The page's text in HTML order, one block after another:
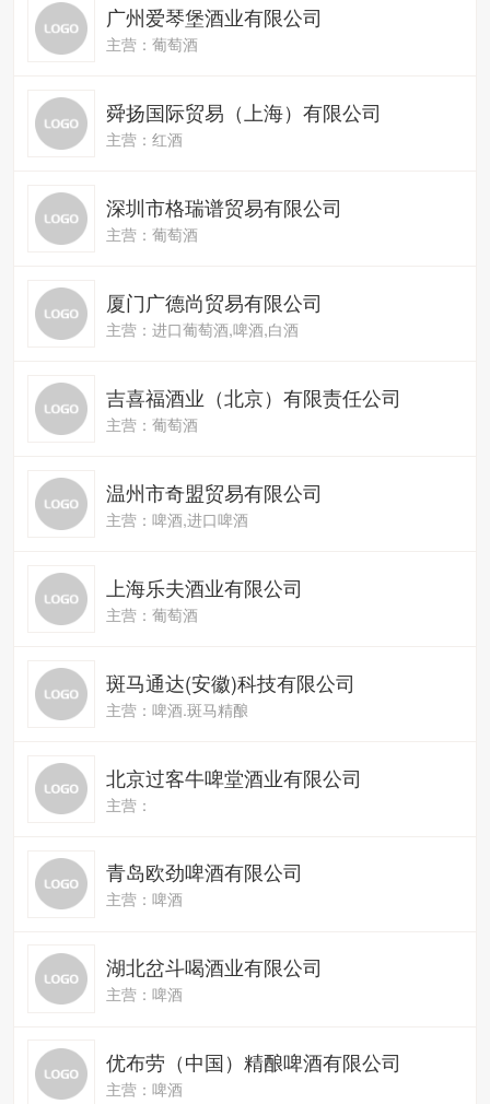
广州爱琴堡酒业有限公司
主营：葡萄酒
舜扬国际贸易（上海）有限公司
主营：红酒
深圳市格瑞谱贸易有限公司
主营：葡萄酒
厦门广德尚贸易有限公司
主营：进口葡萄酒,啤酒,白酒
吉喜福酒业（北京）有限责任公司
主营：葡萄酒
温州市奇盟贸易有限公司
主营：啤酒,进口啤酒
上海乐夫酒业有限公司
主营：葡萄酒
斑马通达(安徽)科技有限公司
主营：啤酒.斑马精酿
北京过客牛啤堂酒业有限公司
主营：
青岛欧劲啤酒有限公司
主营：啤酒
湖北岔斗喝酒业有限公司
主营：啤酒
优布劳（中国）精酿啤酒有限公司
主营：啤酒